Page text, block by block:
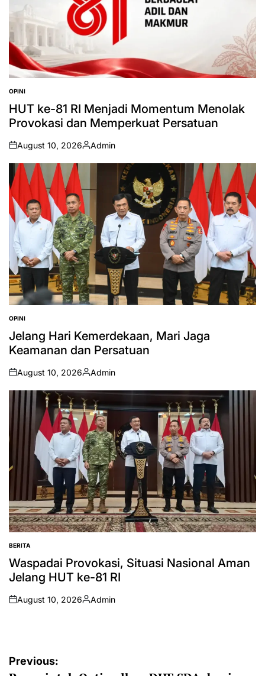
POSTED
IN
OPINI
HUT ke-81 RI Menjadi Momentum Menolak
Provokasi dan Memperkuat Persatuan
on
August 10, 2026
Posted
by
Admin
POSTED
IN
OPINI
Jelang Hari Kemerdekaan, Mari Jaga
Keamanan dan Persatuan
on
August 10, 2026
Posted
by
Admin
POSTED
IN
BERITA
Waspadai Provokasi, Situasi Nasional Aman
Jelang HUT ke-81 RI
on
August 10, 2026
Posted
Admin
Post
Previous: